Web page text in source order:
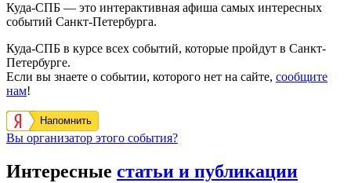
Куда-СПБ — это интерактивная афиша самых интересных
событий Санкт-Петербурга.
Куда-СПБ в курсе всех событий, которые пройдут в Санкт-
Петербурге.
Если вы знаете о событии, которого нет на сайте, сообщите
нам!
Напомнить
Вы организатор этого события?
Интересные статьи и публикации